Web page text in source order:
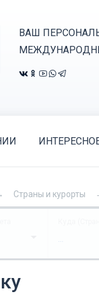
ВАШ
Страны и курорты
...